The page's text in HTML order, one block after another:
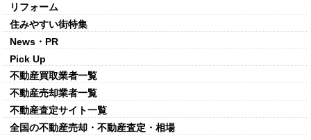
リフォーム
住みやすい街特集
News・PR
Pick Up
不動産買取業者一覧
不動産売却業者一覧
不動産査定サイト一覧
全国の不動産売却・不動産査定・相場